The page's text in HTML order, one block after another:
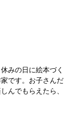
みの日に絵本づく
です。お子さんだ
んでもらえたら、